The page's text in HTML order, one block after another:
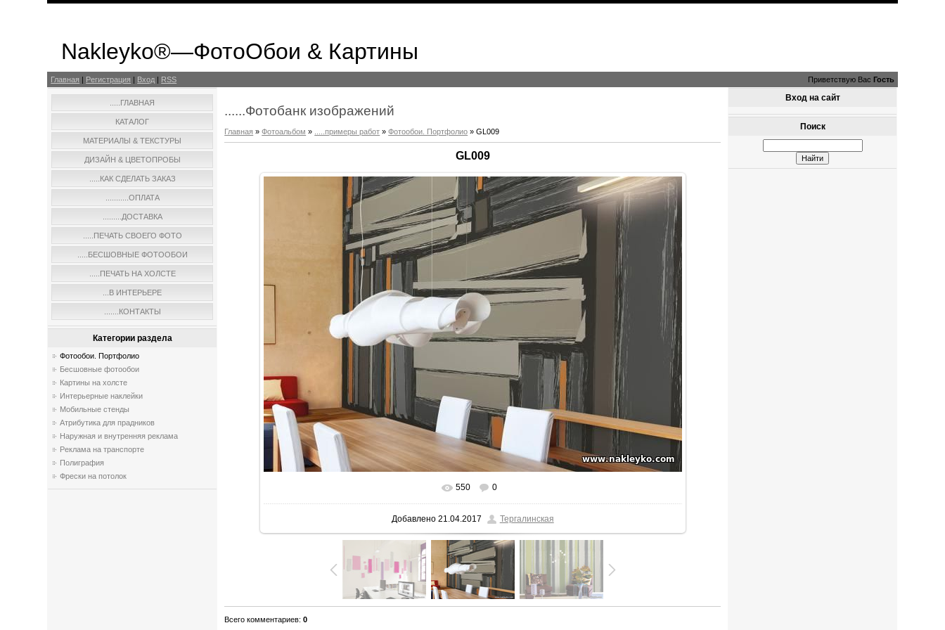
Nakleyko®—ФотоОбои & Картины
Главная | Регистрация | Вход | RSS Приветствую Вас Гость
.....ГЛАВНАЯ
КАТАЛОГ
МАТЕРИАЛЫ & ТЕКСТУРЫ
ДИЗАЙН & ЦВЕТОПРОБЫ
.....КАК СДЕЛАТЬ ЗАКАЗ
...........ОПЛАТА
.........ДОСТАВКА
.....ПЕЧАТЬ СВОЕГО ФОТО
.....БЕСШОВНЫЕ ФОТООБОИ
.....ПЕЧАТЬ НА ХОЛСТЕ
...В ИНТЕРЬЕРЕ
.......КОНТАКТЫ
Категории раздела
Фотообои. Портфолио
Бесшовные фотообои
Картины на холсте
Интерьерные наклейки
Мобильные стенды
Атрибутика для прадников
Наружная и внутренняя реклама
Реклама на транспорте
Полиграфия
Фрески на потолок
......Фотобанк изображений
Главная »Фотоальбом » .....примеры работ »Фотообои. Портфолио » GL009
GL009
550 0
Добавлено21.04.2017 Тергалинская
Всего комментариев:0
Вход на сайт
Поиск